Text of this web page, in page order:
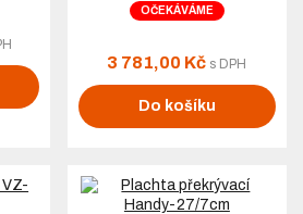
OČEKÁVÁME
3 781,00 Kč s DPH
Do košíku